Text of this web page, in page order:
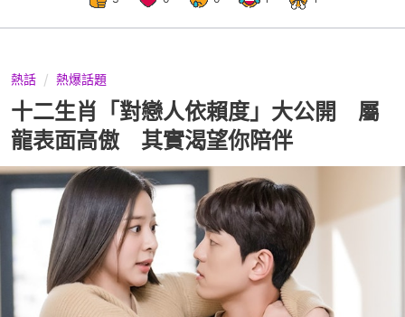
熱話 熱爆話題
十二生肖「對戀人依賴度」大公開 屬
龍表面高傲 其實渴望你陪伴